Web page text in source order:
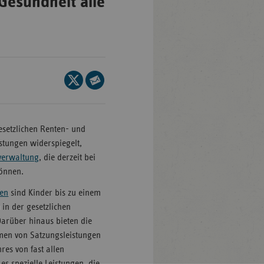
Seite
auf
teilen
Renten- und
widerspiegelt,
, die derzeit bei
sind Kinder bis zu einem
der gesetzlichen
hinaus bieten die
von Satzungsleistungen
von fast allen